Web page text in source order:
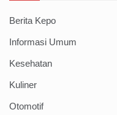
Berita Kepo
Informasi Umum
Kesehatan
Kuliner
Otomotif